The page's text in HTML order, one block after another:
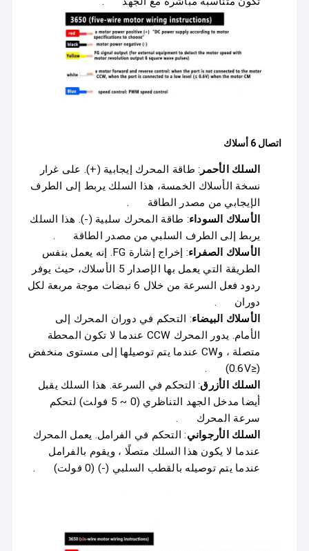
اتصال 6 أسلاك
السلك الأحمر : طاقة المحرك إيجابية (+). على غرار
نسخة الأسلاك الخمسة، هذا السلك يربط إلى الطرف
الإيجابي من مصدر الطاقة
الأسلاك السوداء: طاقة المحرك سلبية (-). هذا السلك
يربط إلى الطرف السلبي من مصدر الطاقة
الأسلاك الصفراء
: إخراج إشارة FG. إنه يعمل بنفس
الطريقة التي يعمل بها الإصدار 5 الأسلاك، حيث يوفر
ردود فعل السرعة من خلال 6 نبضات موجة مربعة لكل
دوران
الأسلاك البيضاء: التحكم في دوران المحرك إلى
الأمام. يدور المحرك CCW عندما لا تكون المحطة
متصلة ، وCW عندما يتم توصيلها إلى مستوى منخفض
(≤0.6V)
السلك الأزرق: التحكم في السرعة. هذا السلك يقبل
أيضا مدخل الجهد التناظري (0 ~ 5 فولت) لتحكم
سرعة المحرك
السلك الأرجواني: التحكم في الفرامل. يعمل المحرك
عندما لا يكون هذا السلك متصلًا ، ويقوم بالفرامل
عندما يتم توصيله بالقطب السلبي (-) (0 فولت)